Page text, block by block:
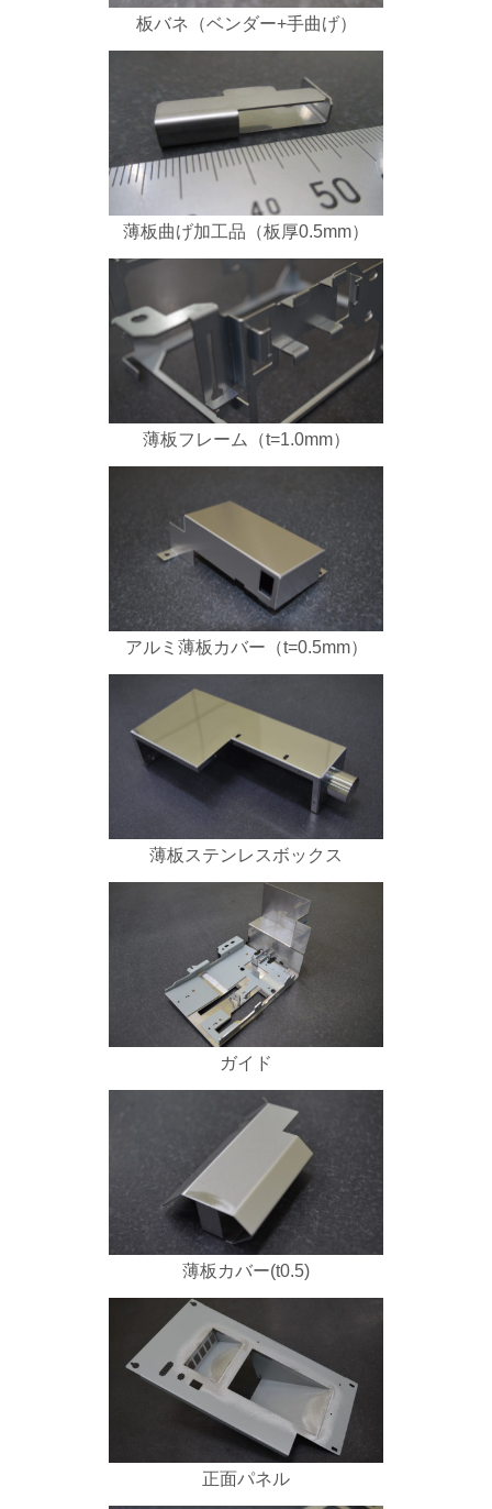
板バネ（ベンダー+手曲げ）
薄板曲げ加工品（板厚0.5mm）
薄板フレーム（t=1.0mm）
アルミ薄板カバー（t=0.5mm）
薄板ステンレスボックス
ガイド
薄板カバー(t0.5)
正面パネル